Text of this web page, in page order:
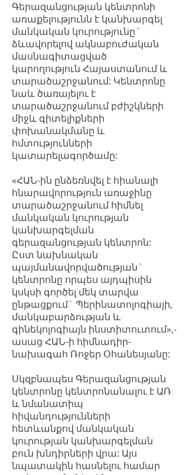
Գերազանցության կենտրոնի
առաքելությունն է կանխարգել
մանկական կուրությունը`
ձևավորելով ակնաբուժական
մասնագիտացված
կարողություն Հայաստանում և
տարածաշրջանում: Կենտրոնը
նաև ծառայելու է
տարածաշրջանում բժիշկների
միջև գիտելիքների
փոխանակմանը և
հմտությունների
կատարելագործամը:
«ՀԱՆ-ին ընձեռնվել է հիանալի
հնարավորություն առաջինը
տարածաշրջանում հիմնել
մանկական կուրության
կանխարգելման
գերազանցության կենտրոն:
Ըստ նախնական
պայմանավորվածության`
կենտրոնը որպես այդպիսին
կսկսի գործել մեկ տարվա
ընթացքում` Պերինատոլոգիայի,
մանկաբարձության և
գինեկոլոգիայն ինստիտուտում»,-
ասաց ՀԱՆ-ի հիմնադիր-
նախագահ Ռոջեր Օհանեսյանը:
Սկզբնապես Գերազանցության
կենտրոնը կենտրոնանալու է ԱՌ
և նմանատիպ
հիվանդությունների
հետևանքով մանկական
կուրության կանխարգելման
բուն խնդիրների վրա: Այս
նպատակին հասնելու համար